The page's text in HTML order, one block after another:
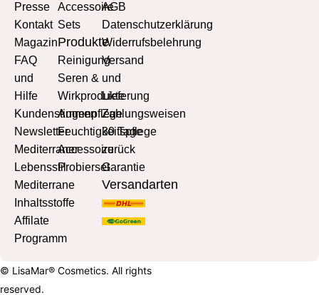
Presse
Kontakt
Magazin
FAQ
und
Hilfe
Kundenstimmen
Newsletter
Mediterraner
Lebensstil
Mediterrane
Inhaltsstoffe
Affilate
Programm
Accessoire
Sets
Produkte
Reinigung
Seren &
Wirkprodukte
Augenpflege
Feuchtigkeitspflege
Accessoire
Probierset
AGB
Datenschutzerklärung
Widerrufsbelehrung
Versand
und
Lieferung
Zahlungsweisen
30 Tage
zurück
Garantie
Versandarten
© LisaMar® Cosmetics. All rights
reserved.